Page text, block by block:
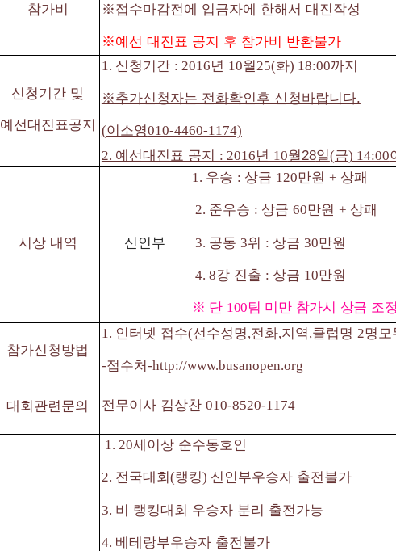
참가비 ※접수마감전에 입금자에 한해서 대진작성
※예선 대진표 공지 후 참가비 반환불가
신청기간 및
예선대진표공지
1. 신청기간 : 2016년 10월25(화) 18:00까지
※추가신청자는 전화확인후 신청바랍니다.
(이소영010-4460-1174)
2. 예선대진표 공지 : 2016년 10월28일(금) 14:00
시상 내역 신인부
1. 우승 : 상금 120만원 + 상패
2. 준우승 : 상금 60만원 + 상패
3. 공동 3위 : 상금 30만원
4. 8강 진출 : 상금 10만원
※ 단 100팀 미만 참가시 상금 조
참가신청방법
1. 인터넷 접수(선수성명,전화,지역,클럽명 2명모
-접수처-http://www.busanopen.org
대회관련문의 전무이사 김상찬 010-8520-1174
1. 20세이상 순수동호인
2. 전국대회(랭킹) 신인부우승자 출전불가
3. 비 랭킹대회 우승자 분리 출전가능
4. 베테랑부우승자 출전불가